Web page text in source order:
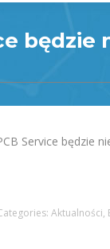
będzie
Service będzie
Aktualności,